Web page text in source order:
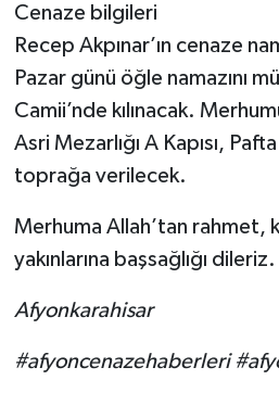
Cenaze bilgileri
Recep Akpınar’ın cenaze
Pazar günü öğle namazını
Camii’nde kılınacak.
Asri Mezarlığı A Kapısı,
toprağa verilecek.
Merhuma Allah’tan rahmet,
yakınlarına başsağlığı dileriz.
Afyonkarahisar
#afyoncenazehaberleri